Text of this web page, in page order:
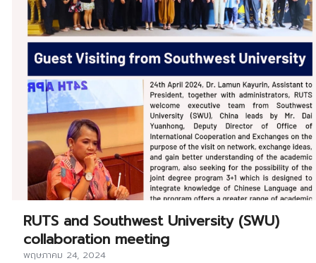
RUTS and Southwest University (SWU)
collaboration meeting
พฤษภาคม 24, 2024